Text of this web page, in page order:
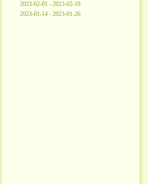
2023-02-01 - 2023-02-19
2023-01-14 - 2023-01-26